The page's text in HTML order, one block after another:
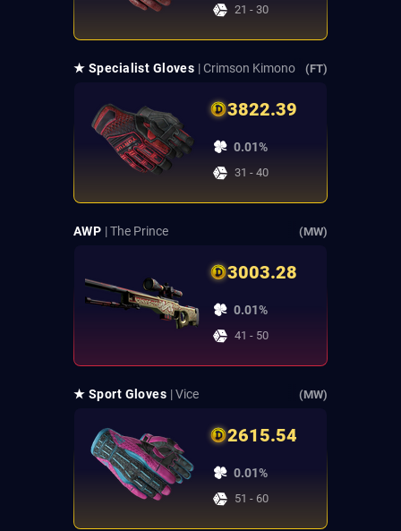
21 - 30
★ Specialist Gloves | Crimson Kimono (FT)
3822.39
0.01%
31 - 40
AWP | The Prince (MW)
3003.28
0.01%
41 - 50
★ Sport Gloves | Vice (MW)
2615.54
0.01%
51 - 60